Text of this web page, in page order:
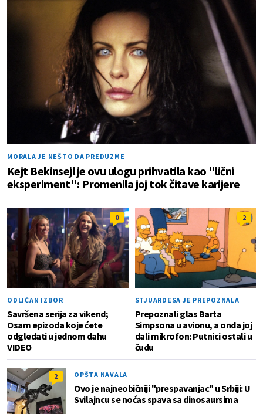
MORALA JE NEŠTO DA PREDUZME
Kejt Bekinsejl je ovu ulogu prihvatila kao "lični
eksperiment": Promenila joj tok čitave karijere
0
ODLIČAN IZBOR
Savršena serija za vikend;
Osam epizoda koje ćete
odgledati u jednom dahu
VIDEO
2
STJUARDESA JE PREPOZNALA
Prepoznali glas Barta
Simpsona u avionu, a onda joj
dali mikrofon: Putnici ostali u
čudu
2 OPŠTA NAVALA
Ovo je najneobičniji "prespavanjac" u Srbiji: U
Svilajncu se noćas spava sa dinosaursima